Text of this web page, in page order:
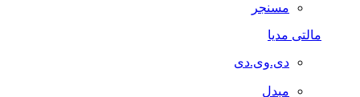
مسنجر
مالتی مدیا
دی.وی.دی
مبدل